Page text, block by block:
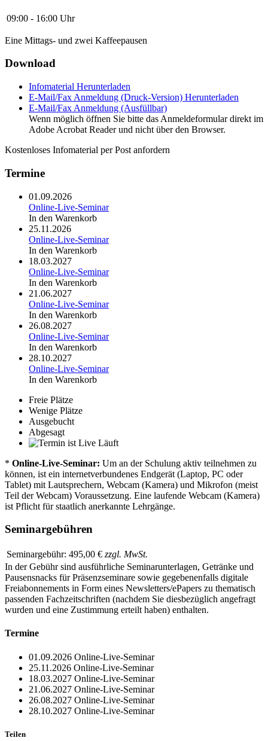
09:00 - 16:00 Uhr
Eine Mittags- und zwei Kaffeepausen
Download
Infomaterial Herunterladen
E-Mail/Fax Anmeldung (Druck-Version) Herunterladen
E-Mail/Fax Anmeldung (Ausfüllbar)
Wenn möglich öffnen Sie bitte das Anmeldeformular direkt im
Adobe Acrobat Reader und nicht über den Browser.
Kostenloses Infomaterial per Post anfordern
Termine
01.09.2026
Online-Live-Seminar
In den Warenkorb
25.11.2026
Online-Live-Seminar
In den Warenkorb
18.03.2027
Online-Live-Seminar
In den Warenkorb
21.06.2027
Online-Live-Seminar
In den Warenkorb
26.08.2027
Online-Live-Seminar
In den Warenkorb
28.10.2027
Online-Live-Seminar
In den Warenkorb
Freie Plätze
Wenige Plätze
Ausgebucht
Abgesagt
Läuft
* Online-Live-Seminar: Um an der Schulung aktiv teilnehmen zu
können, ist ein internetverbundenes Endgerät (Laptop, PC oder
Tablet) mit Lautsprechern, Webcam (Kamera) und Mikrofon (meist
Teil der Webcam) Voraussetzung. Eine laufende Webcam (Kamera)
ist Pflicht für staatlich anerkannte Lehrgänge.
Seminargebühren
Seminargebühr: 495,00 € zzgl. MwSt.
In der Gebühr sind ausführliche Seminarunterlagen, Getränke und
Pausensnacks für Präsenzseminare sowie gegebenenfalls digitale
Freiabonnements in Form eines Newsletters/ePapers zu thematisch
passenden Fachzeitschriften (nachdem Sie diesbezüglich angefragt
wurden und eine Zustimmung erteilt haben) enthalten.
Termine
01.09.2026 Online-Live-Seminar
25.11.2026 Online-Live-Seminar
18.03.2027 Online-Live-Seminar
21.06.2027 Online-Live-Seminar
26.08.2027 Online-Live-Seminar
28.10.2027 Online-Live-Seminar
Teilen